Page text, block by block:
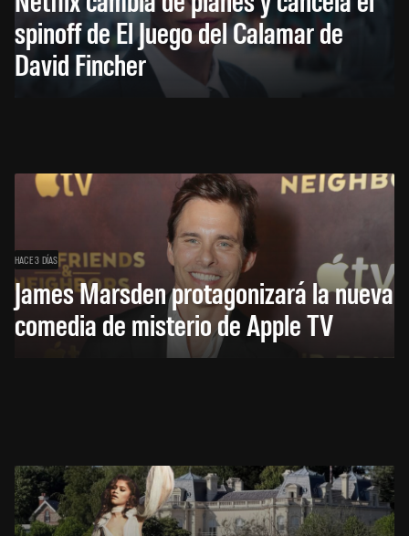
spinoff de El Juego del Calamar de
David Fincher
HACE 3 DÍAS
James Marsden protagonizará la nueva
comedia de misterio de Apple TV